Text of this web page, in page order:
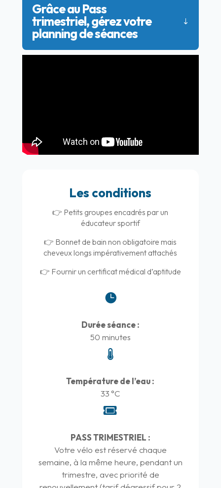
Grâce au Pass
trimestriel, gérez votre
planning de séances
Les conditions
👉 Petits groupes encadrés par un
éducateur sportif
👉 Bonnet de bain non obligatoire mais
cheveux longs impérativement attachés
👉 Fournir un certificat médical d’aptitude

Durée séance :
50 minutes

Température de l’eau :
33 °C

PASS TRIMESTRIEL :
Votre vélo est réservé chaque
semaine, à la même heure, pendant un
trimestre, avec priorité de